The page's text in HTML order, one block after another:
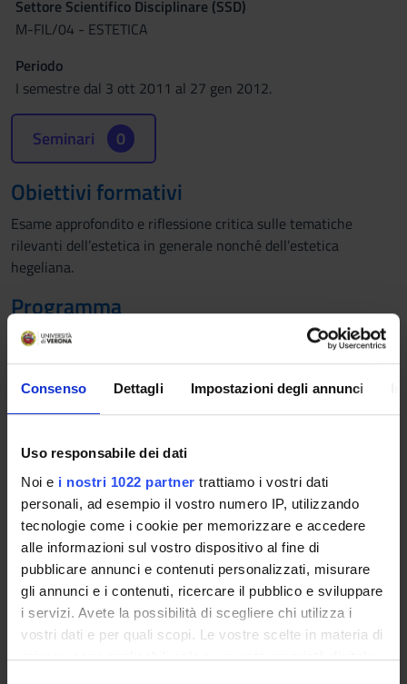
Consenso Dettagli Impostazioni degli annunci
Uso responsabile dei dati
Noi e i nostri 1022 partner trattiamo i vostri dati
personali, ad esempio il vostro numero IP, utilizzando
tecnologie come i cookie per memorizzare e accedere
alle informazioni sul vostro dispositivo al fine di
pubblicare annunci e contenuti personalizzati, misurare
gli annunci e i contenuti, ricercare il pubblico e sviluppare
i servizi. Avete la possibilità di scegliere chi utilizza i
vostri dati e per quali scopi. Le vostre scelte in materia di
privacy sono applicabili solo su questa proprietà digitale
Settore Scientifico Disciplinare (SSD)
M-FIL/04 - ESTETICA
Periodo
I semestre dal 3 ott 2011 al 27 gen 2012.
Seminari 0
Obiettivi formativi
Esame approfondito e riflessione critica sulle tematiche
rilevanti dell’estetica in generale nonché dell’estetica
hegeliana.
Programma
Prerequisiti: nessuno
Titolo: «Manifestazione sensibile dell’idea». La bellezza tra
mimesis e ratio nella storia della filosofia e nell’Estetica di
La prima parte del corso presenta una riflessione sui diversi
rapporti tra mimesis e ratio focalizzando su alcuni passaggi
storici fondamentali (Platone, Aristotele, Cartesio,
razionalismo, empirismo, Baumgarten). Verranno poi presi in
esame concetti fondamentali anche dell’estetica
contemporanea quali il sublime e il genio così come sono stati
definiti da Kant e messi all’opera da Goethe. La seconda parte
si occupa dell’Estetica di Hegel, pietra miliare del pensiero
filosofico, che viene analizzata a partire dalle principali